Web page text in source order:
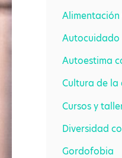
Alimentación
Autocuidado
Autoestima
Cultura de la
Cursos y
Diversidad
Gordofobia